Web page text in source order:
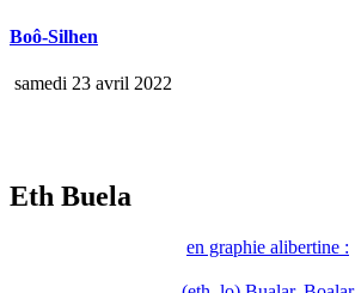
Boô-Silhen
samedi 23 avril 2022
Eth Buela
en graphie alibertine :